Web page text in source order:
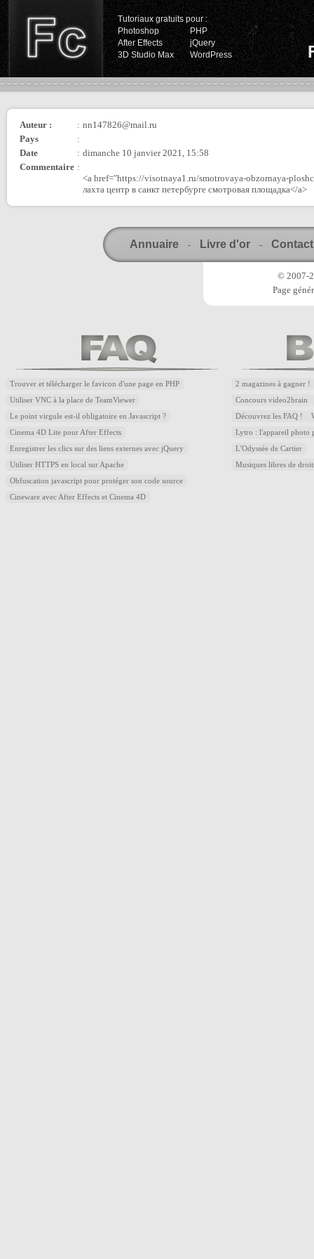
Tutoriaux gratuits pour :
Photoshop
PHP
After Effects
jQuery
3D Studio Max
WordPress
Auteur : : nn147826@mail.ru
Pays
:
Date
: dimanche 10 janvier 2021, 15:58
Commentaire :
<a href="https://visotnaya1.ru/smotrovaya-obzornaya-
лахта центр в санкт петербурге смотровая площадка</a>
Annuaire - Livre d'or - Contact
© 2007-
Page
Trouver et télécharger le favicon d'une page en PHP
Utiliser VNC à la place de TeamViewer
Le point virgule est-il obligatoire en Javascript ?
Cinema 4D Lite pour After Effects
Enregistrer les clics sur des liens externes avec jQuery
Utiliser HTTPS en local sur Apache
Obfuscation javascript pour protéger son code source
Cineware avec After Effects et Cinema 4D
2 magazines à gagner !
Concours video2brain
Découvrez les FAQ !
Lytro : l'appareil photo
L'Odyssée de Cartier
Musiques libres de